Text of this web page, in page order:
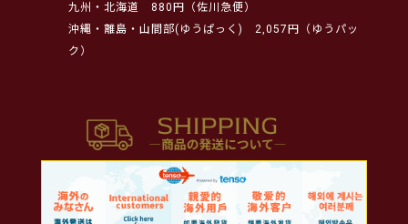
九州・北海道
880円（佐川急便）
沖縄・離島・山間部(ゆうぱっく)
2,057円（ゆうパッ
ク）